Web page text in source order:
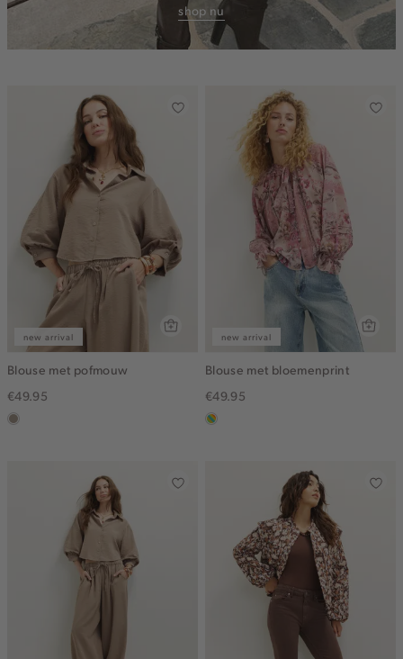
shop nu
new arrival
Blouse met pofmouw
€49.95
taupe,
new arrival
Blouse met bloemenprint
€49.95
meerkleurig